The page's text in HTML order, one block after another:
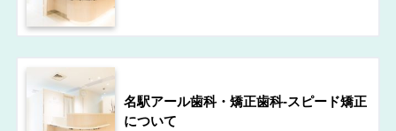
名駅アール歯科・矯正歯科-スピード矯正
について